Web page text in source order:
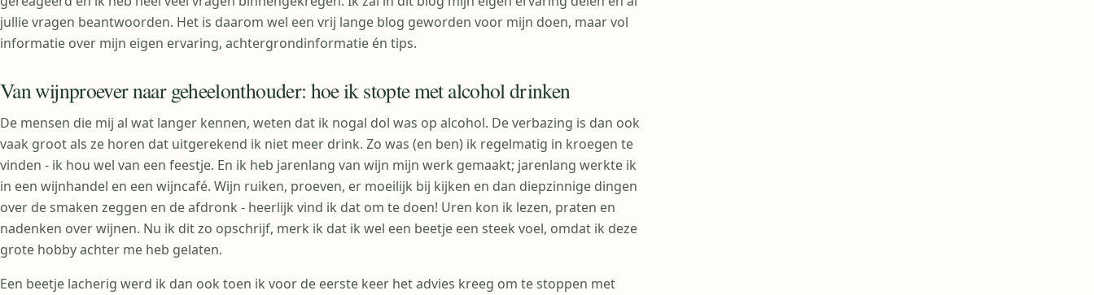
jullie vragen beantwoorden. Het is daarom wel een vrij lange blog geworden voor mijn doen, maar vol
informatie over mijn eigen ervaring, achtergrondinformatie én tips.
Van wijnproever naar geheelonthouder: hoe ik stopte met alcohol drinken
De mensen die mij al wat langer kennen, weten dat ik nogal dol was op alcohol. De verbazing is dan ook
vaak groot als ze horen dat uitgerekend ik niet meer drink. Zo was (en ben) ik regelmatig in kroegen te
vinden - ik hou wel van een feestje. En ik heb jarenlang van wijn mijn werk gemaakt; jarenlang werkte ik
in een wijnhandel en een wijncafé. Wijn ruiken, proeven, er moeilijk bij kijken en dan diepzinnige dingen
over de smaken zeggen en de afdronk - heerlijk vind ik dat om te doen! Uren kon ik lezen, praten en
nadenken over wijnen. Nu ik dit zo opschrijf, merk ik dat ik wel een beetje een steek voel, omdat ik deze
grote hobby achter me heb gelaten.
Een beetje lacherig werd ik dan ook toen ik voor de eerste keer het advies kreeg om te stoppen met